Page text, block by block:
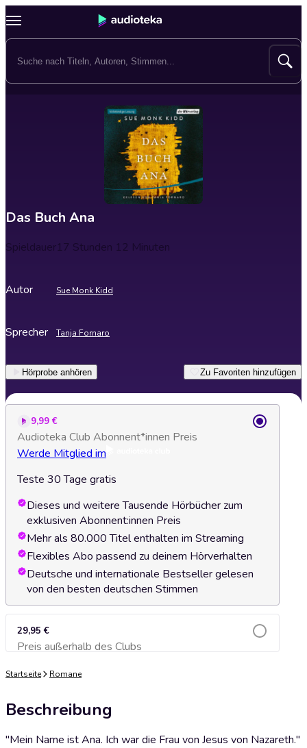
Das Buch Ana
Spieldauer17 Stunden 12 Minuten
Autor Sue Monk Kidd
Sprecher Tanja Fornaro
Hörprobe anhören Zu Favoriten hinzufügen
9,99 €
Audioteka Club Abonnent*innen Preis
Werde Mitglied im
Teste 30 Tage gratis
Dieses und weitere Tausende Hörbücher zum
exklusiven Abonnent:innen Preis
Mehr als 80.000 Titel enthalten im Streaming
Flexibles Abo passend zu deinem Hörverhalten
Deutsche und internationale Bestseller gelesen
von den besten deutschen Stimmen
29,95 €
Preis außerhalb des ClubsZum Warenkorb hinzufügen
Startseite Romane
Beschreibung
"Mein Name ist Ana. Ich war die Frau von Jesus von Nazareth."